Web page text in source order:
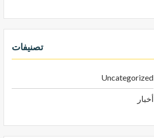
تصنيفات
Uncategorized
أخبار